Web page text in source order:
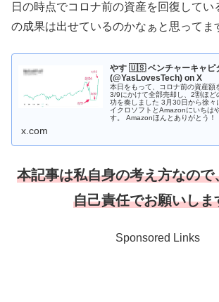
日の時点でコロナ前の資産を回復してい
の成果は出せているのかなぁと思ってま
やす 🇺🇸 ベンチャーキャピ
(@YasLovesTech) on X
本日をもって、コロナ前の資産額
3/9にかけて全部売却し、2割ほど
功を奏しました 3月30日から徐々
イクロソフトとAmazonにいちは
す。 Amazonほんとありがとう！
x.com
本記事は私自身の考え方なので
自己責任でお願いしま
Sponsored Links